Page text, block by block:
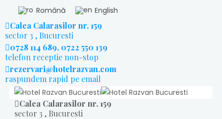
Română English
Calea Calarasilor nr. 159
sector 3 , Bucuresti
0728 114 689, 0722 550 139
telefon receptie non-stop
rezervari@hotelrazvan.com
raspundem rapid pe email
Calea Calarasilor nr. 159
sector 3 , Bucuresti